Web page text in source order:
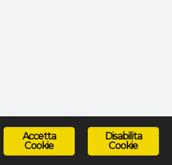
Disabilita
Cookie
Accetta
Cookie